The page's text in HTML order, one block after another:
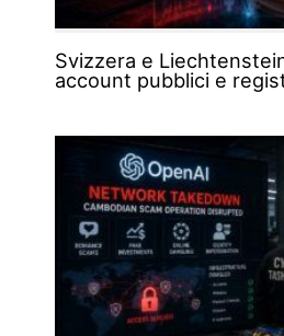
Svizzera e
account pubblici e